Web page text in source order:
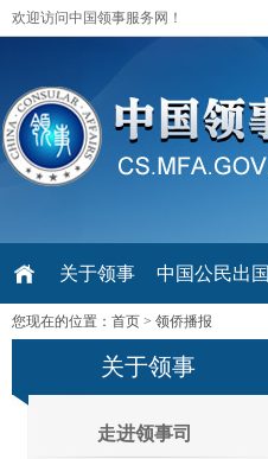
欢迎访问中国领事服务网！
关于领事 中国公民出国
您现在的位置： 首页 > 领侨播报
关于领事
走进领事司